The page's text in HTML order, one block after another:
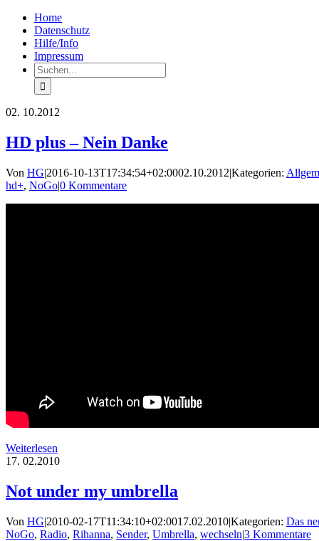
Zum
Inhalt
springen
FacebookHome
Datenschutz
Hilfe/Info
Impressum
Suche
nach:
02. 10.2012
HD plus – Nein Danke
Von HG|2016-10-13T17:34:54+02:0002.10.2012|Kategorien:
hd+, NoGo|0 Kommentare
Weiterlesen
17. 02.2010
Not under my umbrella
Von HG|2010-02-17T11:34:10+02:0017.02.2010|Kategorien: Das
NoGo, Radio, Rihanna, Sender, Umbrella, wechseln|3 Kommentare